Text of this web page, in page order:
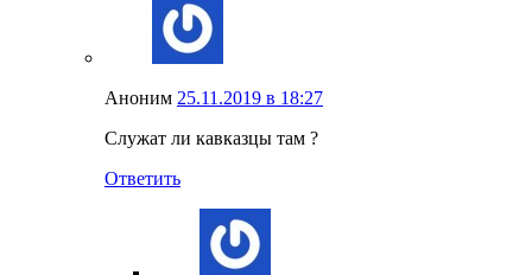
Аноним 25.11.2019 в 18:27
Служат ли кавказцы там ?
Ответить